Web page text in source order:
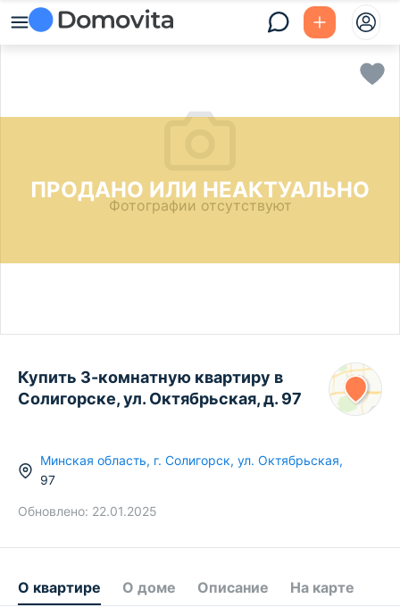
ПРОДАНО ИЛИ НЕАКТУАЛЬНО
Фотографии отсутствуют
Купить 3-комнатную квартиру в
Солигорске, ул. Октябрьская, д. 97
Минская область, г. Солигорск, ул. Октябрьская,
97
Обновлено: 22.01.2025
О квартире О доме Описание На карте